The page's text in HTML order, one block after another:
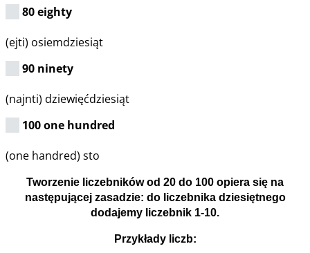
80 eighty
(ejti) osiemdziesiąt
90 ninety
(najnti) dziewięćdziesiąt
100 one hundred
(one handred) sto
Tworzenie liczebników od 20 do 100 opiera się na
następującej zasadzie: do liczebnika dziesiętnego
dodajemy liczebnik 1-10.
Przykłady liczb: